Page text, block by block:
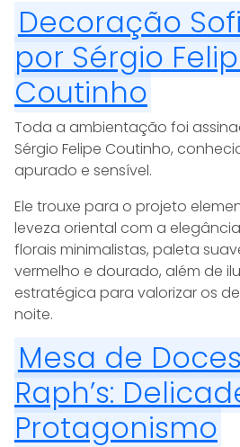
Decoração
por Sérgio
Coutinho
Toda a ambientação foi
Sérgio Felipe Coutinho,
apurado e sensível.
Ele trouxe para o projeto
leveza oriental com a
florais minimalistas, paleta
vermelho e dourado, além de
estratégica para valorizar os
noite.
Mesa de
Raph’s:
Protagonismo